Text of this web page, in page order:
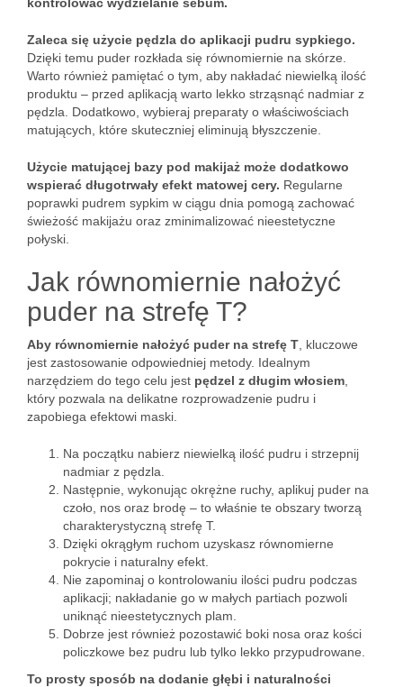
Zaleca się użycie pędzla do aplikacji pudru sypkiego.
Dzięki temu puder rozkłada się równomiernie na skórze.
Warto również pamiętać o tym, aby nakładać niewielką ilość
produktu – przed aplikacją warto lekko strząsnąć nadmiar z
pędzla. Dodatkowo, wybieraj preparaty o właściwościach
matujących, które skuteczniej eliminują błyszczenie.
Użycie matującej bazy pod makijaż może dodatkowo
wspierać długotrwały efekt matowej cery. Regularne
poprawki pudrem sypkim w ciągu dnia pomogą zachować
świeżość makijażu oraz zminimalizować nieestetyczne
połyski.
Jak równomiernie nałożyć
puder na strefę T?
Aby równomiernie nałożyć puder na strefę T , kluczowe
jest zastosowanie odpowiedniej metody. Idealnym
narzędziem do tego celu jest pędzel z długim włosiem
który pozwala na delikatne rozprowadzenie pudru i
zapobiega efektowi maski.
Na początku nabierz niewielką ilość pudru i strzepnij
nadmiar z pędzla.
Następnie, wykonując okrężne ruchy, aplikuj puder na
czoło, nos oraz brodę – to właśnie te obszary tworzą
charakterystyczną strefę T.
Dzięki okrągłym ruchom uzyskasz równomierne
pokrycie i naturalny efekt.
Nie zapominaj o kontrolowaniu ilości pudru podczas
aplikacji; nakładanie go w małych partiach pozwoli
uniknąć nieestetycznych plam.
Dobrze jest również pozostawić boki nosa oraz kości
policzkowe bez pudru lub tylko lekko przypudrowane.
To prosty sposób na dodanie głębi i naturalności